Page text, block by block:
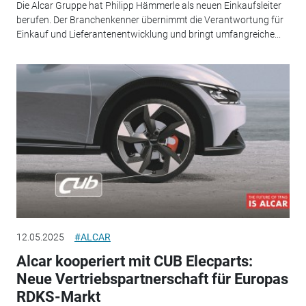
Die Alcar Gruppe hat Philipp Hämmerle als neuen Einkaufsleiter
berufen. Der Branchenkenner übernimmt die Verantwortung für
Einkauf und Lieferantenentwicklung und bringt umfangreiche...
12.05.2025 #ALCAR
Alcar kooperiert mit CUB Elecparts:
Neue Vertriebspartnerschaft für Europas
RDKS-Markt